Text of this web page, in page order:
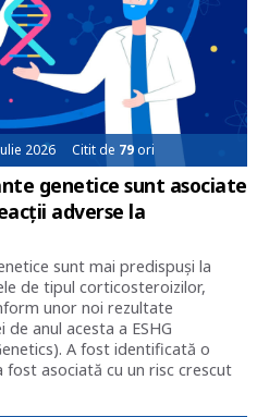
2026 Citit de 79ori
genetice sunt asociate
adverse la
sunt mai predispuși la
de tipul corticosteroizilor,
unor noi rezultate
anul acesta a ESHG
A fost identificată o
fost asociată cu un risc crescut